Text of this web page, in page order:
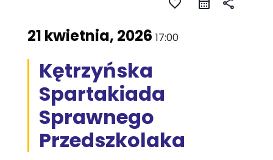
favorite_border share
21 kwietnia, 2026 17:00
Kętrzyńska
Spartakiada
Sprawnego
Przedszkolaka